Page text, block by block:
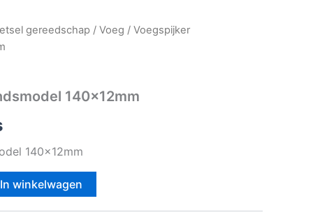
gereedschap / Voeg / Voegspijker
140x12mm
140x12mm
In winkelwagen